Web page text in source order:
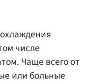
числе
Чаще всего от
или больные